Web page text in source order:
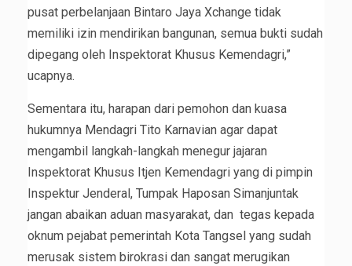
pusat perbelanjaan Bintaro Jaya Xchange tidak
memiliki izin mendirikan bangunan, semua bukti sudah
dipegang oleh Inspektorat Khusus Kemendagri,”
ucapnya.
Sementara itu, harapan dari pemohon dan kuasa
hukumnya Mendagri Tito Karnavian agar dapat
mengambil langkah-langkah menegur jajaran
Inspektorat Khusus Itjen Kemendagri yang di pimpin
Inspektur Jenderal, Tumpak Haposan Simanjuntak
jangan abaikan aduan masyarakat, dan tegas kepada
oknum pejabat pemerintah Kota Tangsel yang sudah
merusak sistem birokrasi dan sangat merugikan